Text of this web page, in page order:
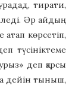
тирати,
Әр айдың
көрсетіп,
түсініктеме
деп қарсы
дейін тыныш,